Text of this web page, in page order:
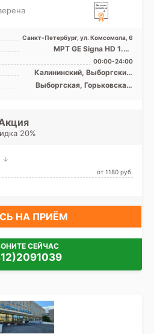
Санкт-Петербург, ул. Комсомола, 6
МРТ GE Signa HD 1.5T
закрытый тип, КТ GE
Lightspeed 32 среза, УЗИ
00:00-24:00
Калининский, Выборгский,
Красногвардейский,
Петроградский
Выборгская, Горьковская,
20%
↓
от 1180 pуб.
НА ПРИЁМ
СЕЙЧАС